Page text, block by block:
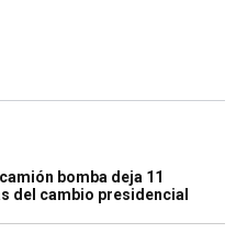
bomba deja 11
del cambio presidencial